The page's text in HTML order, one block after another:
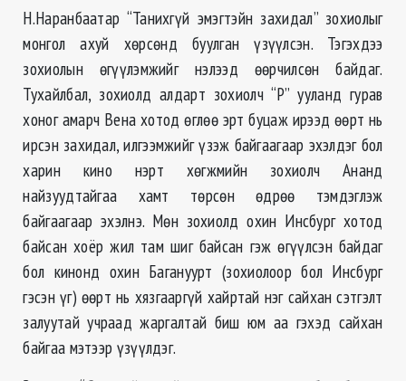
Н.Наранбаатар “Танихгүй эмэгтэйн захидал” зохиолыг
монгол ахуй хөрсөнд буулган үзүүлсэн. Тэгэхдээ
зохиолын өгүүлэмжийг нэлээд өөрчилсөн байдаг.
Тухайлбал, зохиолд алдарт зохиолч “Р” ууланд гурав
хоног амарч Вена хотод өглөө эрт буцаж ирээд өөрт нь
ирсэн захидал, илгээмжийг үзэж байгаагаар эхэлдэг бол
харин кино нэрт хөгжмийн зохиолч Ананд
найзуудтайгаа хамт төрсөн өдрөө тэмдэглэж
байгаагаар эхэлнэ. Мөн зохиолд охин Инсбург хотод
байсан хоёр жил там шиг байсан гэж өгүүлсэн байдаг
бол кинонд охин Багануурт (зохиолоор бол Инсбург
гэсэн үг) өөрт нь хязгааргүй хайртай нэг сайхан сэтгэлт
залуутай учраад жаргалтай биш юм аа гэхэд сайхан
байгаа мэтээр үзүүлдэг.